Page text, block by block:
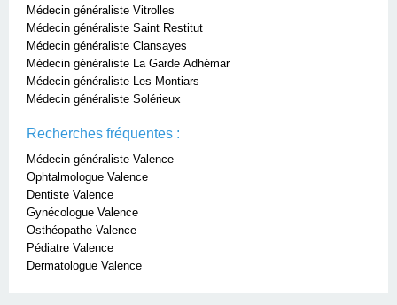
Médecin généraliste Vitrolles
Médecin généraliste Saint Restitut
Médecin généraliste Clansayes
Médecin généraliste La Garde Adhémar
Médecin généraliste Les Montiars
Médecin généraliste Solérieux
Recherches fréquentes :
Médecin généraliste Valence
Ophtalmologue Valence
Dentiste Valence
Gynécologue Valence
Osthéopathe Valence
Pédiatre Valence
Dermatologue Valence